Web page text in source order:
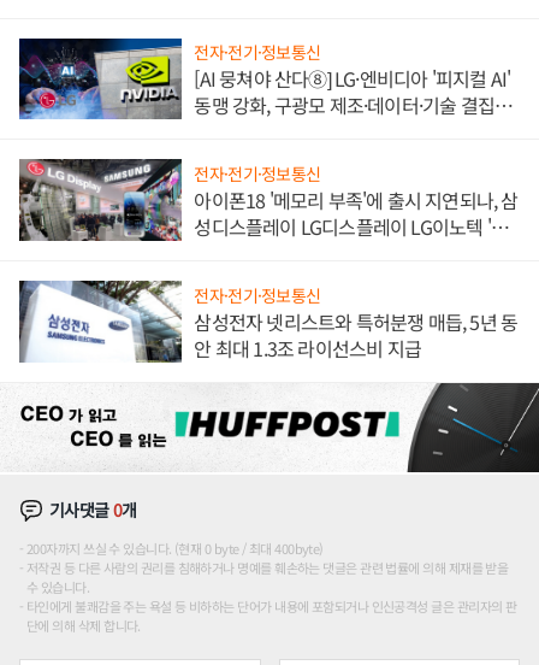
전자·전기·정보통신
[AI 뭉쳐야 산다⑧] LG·엔비디아 '피지컬 AI'
동맹 강화, 구광모 제조·데이터·기술 결집
전자·전기·정보통신
아이폰18 '메모리 부족'에 출시 지연되나, 삼
성디스플레이 LG디스플레이 LG이노텍 '탈
전자·전기·정보통신
삼성전자 넷리스트와 특허분쟁 매듭, 5년 동
안 최대 1.3조 라이선스비 지급
기사댓글0개
200자까지 쓰실 수 있습니다. (현재 0 byte / 최대 400byte)
저작권 등 다른 사람의 권리를 침해하거나 명예를 훼손하는 댓글은 관련 법률에 의해 제재를 받을
수 있습니다.
타인에게 불쾌감을 주는 욕설 등 비하하는 단어가 내용에 포함되거나 인신공격성 글은 관리자의 판
단에 의해 삭제 합니다.